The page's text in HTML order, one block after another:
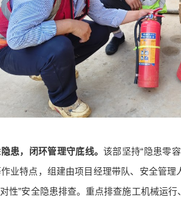
患，闭环管理守底线。该部坚持“隐患零
业特点，组建由项目经理带队、安全管理
性”安全隐患排查。重点排查施工机械运